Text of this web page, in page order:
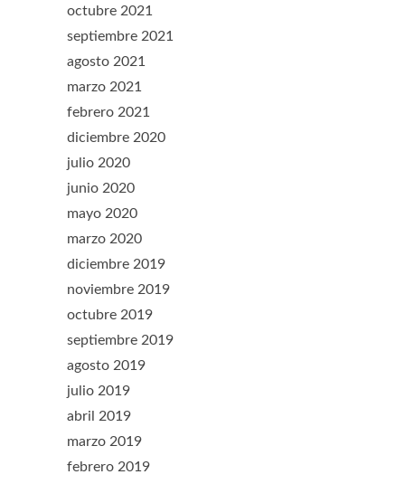
octubre 2021
septiembre 2021
agosto 2021
marzo 2021
febrero 2021
diciembre 2020
julio 2020
junio 2020
mayo 2020
marzo 2020
diciembre 2019
noviembre 2019
octubre 2019
septiembre 2019
agosto 2019
julio 2019
abril 2019
marzo 2019
febrero 2019